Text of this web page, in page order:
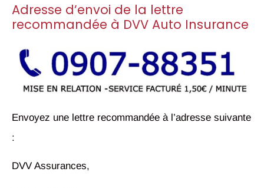
Adresse d’envoi de la lettre
recommandée à DVV Auto Insurance
Envoyez une lettre recommandée à l’adresse suivante
:
DVV Assurances,